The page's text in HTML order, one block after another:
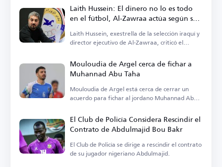
Laith Hussein: El dinero no lo es todo
en el fútbol, Al-Zawraa actúa según sus
posibilidades
Laith Hussein, exestrella de la selección iraquí y
director ejecutivo de Al-Zawraa, criticó el
Mouloudia de Argel cerca de fichar a
Muhannad Abu Taha
Mouloudia de Argel está cerca de cerrar un
acuerdo para fichar al jordano Muhannad Abu
El Club de Policía Considera Rescindir el
Contrato de Abdulmajid Bou Bakr
El Club de Policía se dirige a rescindir el contrato
de su jugador nigeriano Abdulmajid.